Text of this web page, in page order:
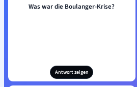
Was war die Boulanger-Krise?
Antwort zeigen